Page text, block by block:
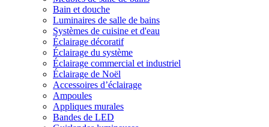
Bain et douche
Luminaires de salle de bains
Systèmes de cuisine et d'eau
Éclairage décoratif
Éclairage du système
Éclairage commercial et industriel
Éclairage de Noël
Accessoires d’éclairage
Ampoules
Appliques murales
Bandes de LED